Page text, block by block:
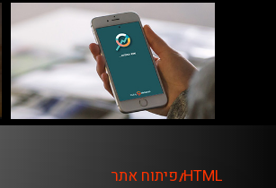
HTML
//פיתוח אתר